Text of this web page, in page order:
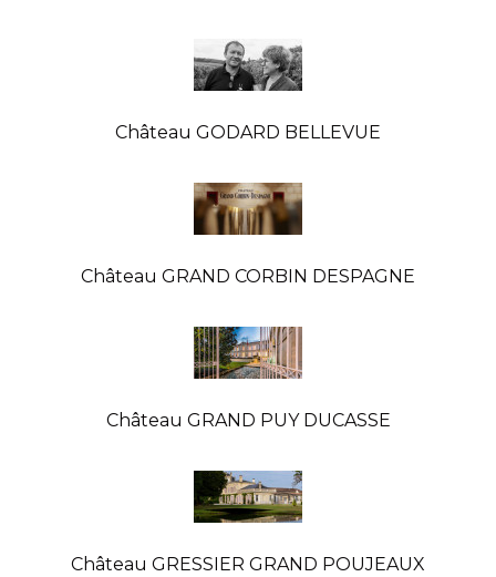
Château GODARD BELLEVUE
Château GRAND CORBIN DESPAGNE
Château GRAND PUY DUCASSE
Château GRESSIER GRAND POUJEAUX